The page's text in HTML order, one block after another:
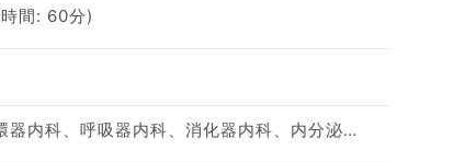
間: 60分)
神経内科、一般内科、循環器内科、呼吸器内科、消化器内科、内分泌・代謝内科、腎臓内科、老年内科、血液内科、膠原病科